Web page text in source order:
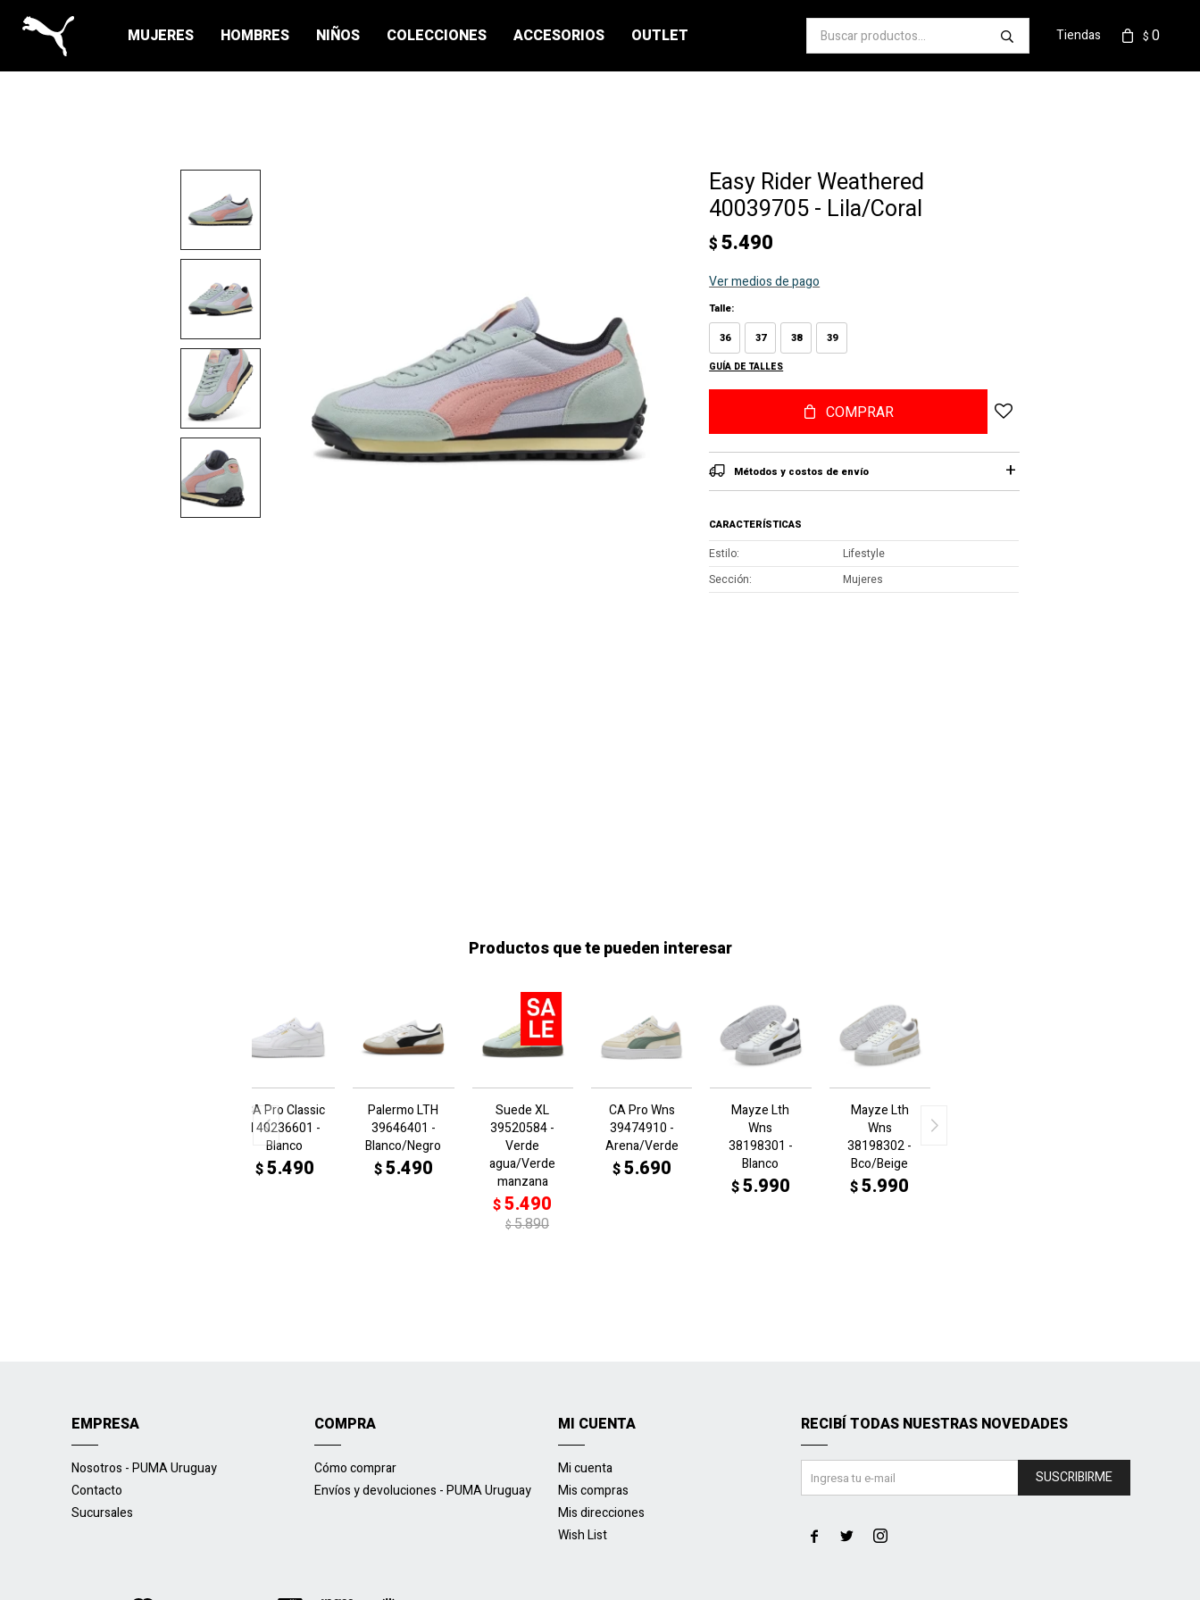
MUJERES HOMBRES NIÑOS COLECCIONES ACCESORIOS OUTLET $ 0
Tiendas
Easy Rider Weathered
40039705 - Lila/Coral
$ 5.490
Ver medios de pago
Talle:
36
37 38 39
GUÍA DE TALLES
COMPRAR
Métodos y costos de envío
CARACTERÍSTICAS
Estilo
Lifestyle
Sección
Mujeres
Productos que te pueden interesar
CA Pro Classic
II 40236601 -
Blanco
$5.490
Palermo LTH
39646401 -
Blanco/Negro
$5.490
Suede XL
39520584 -
Verde
agua/Verde
manzana
$5.490
$5.890
CA Pro Wns
39474910 -
Arena/Verde
$5.690
Mayze Lth
Wns
38198301 -
Blanco
$5.990
Mayze Lth
Wns
38198302 -
Bco/Beige
$5.990
EMPRESA
Nosotros - PUMA Uruguay
Contacto
Sucursales
COMPRA
Cómo comprar
Envíos y devoluciones - PUMA Uruguay
MI CUENTA
Mi cuenta
Mis compras
Mis direcciones
Wish List
RECIBÍ TODAS NUESTRAS NOVEDADES
SUSCRIBIRME
  